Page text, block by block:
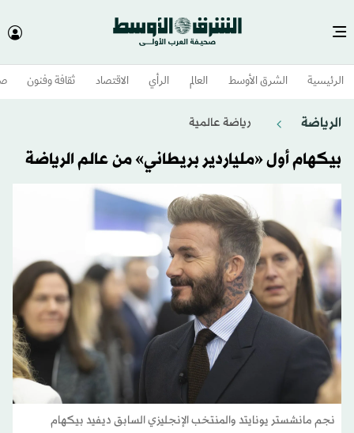
الرئيسية الشرق الأوسط​ العالم الرأي الاقتصاد ثقافة وفنون
الرياضة رياضة عالمية
بيكهام أول «ملياردير بريطاني» من عالم الرياضة
نجم مانشستر يونايتد والمنتخب الإنجليزي السابق ديفيد بيكهام